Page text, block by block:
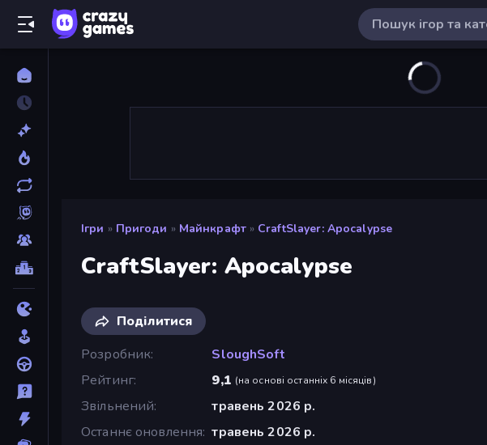
Ігри » Пригоди » Майнкрафт » CraftSlayer: Apocalypse
CraftSlayer: Apocalypse
Поділитися
Розробник
SloughSoft
Рейтинг
9,1 (на основі останніх 6 місяців)
Звільнений
травень 2026 р.
Останнє оновлення травень 2026 р.